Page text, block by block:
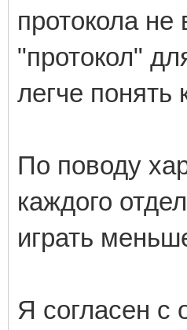
протокола
"протокол"
легче понять
По поводу
каждого
играть
Я согласен с